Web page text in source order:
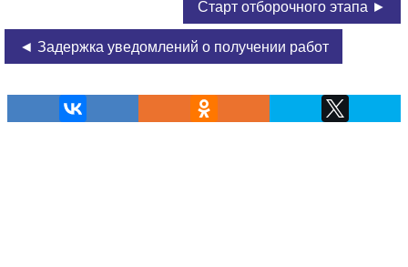
Старт отборочного этапа ►
◄ Задержка уведомлений о получении работ